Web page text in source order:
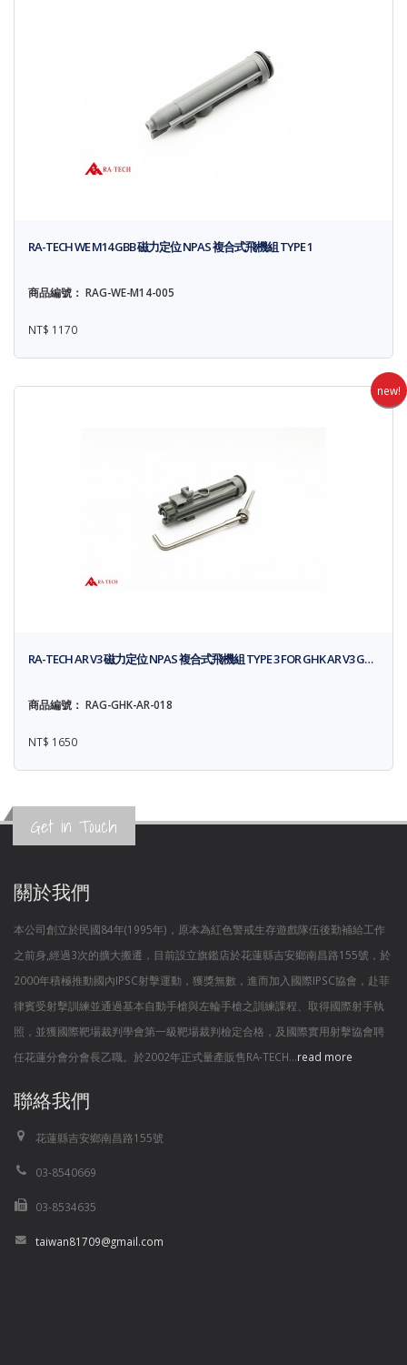
RA-TECH WE M14 GBB 磁力定位 NPAS 複合式飛機組 TYPE 1
商品編號： RAG-WE-M14-005
NT$ 1170
new!
RA-TECH AR V3 磁力定位 NPAS 複合式飛機組 TYPE 3 FOR GHK AR V3 G…
商品編號： RAG-GHK-AR-018
NT$ 1650
Get in Touch
關於我們
本公司創立於民國84年(1995年)，原本為紅色警戒生存遊戲隊伍後勤補給工作
之前身,經過3次的擴大搬遷，目前設立旗鑑店於花蓮縣吉安鄉南昌路155號，於
2000年積極推動國內IPSC射擊運動，獲獎無數，進而加入國際IPSC協會，赴菲
律賓受射擊訓練並通過基本自動手槍與左輪手槍之訓練課程、取得國際射手執
照，並獲國際靶場裁判學會第一級靶場裁判檢定合格，及國際實用射擊協會聘
任花蓮分會分會長乙職。於2002年正式量產販售RA-TECH...read more
聯絡我們
花蓮縣吉安鄉南昌路155號
03-8540669
03-8534635
taiwan81709@gmail.com